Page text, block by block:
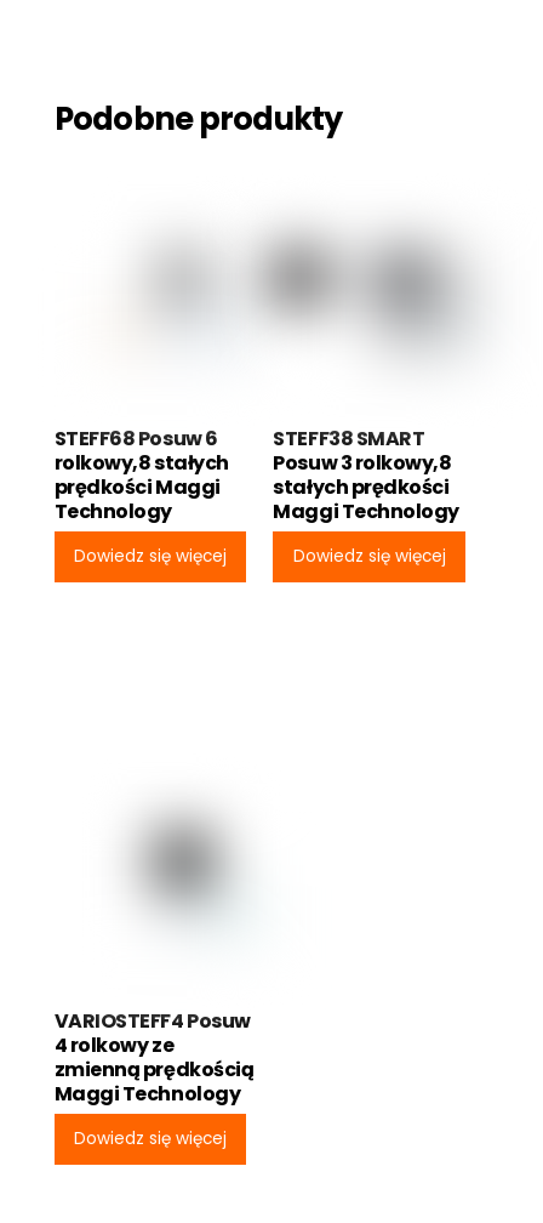
Podobne produkty
STEFF68 Posuw 6
rolkowy,8 stałych
prędkości Maggi
Technology
Dowiedz się więcej
STEFF38 SMART
Posuw 3 rolkowy,8
stałych prędkości
Maggi Technology
Dowiedz się więcej
VARIOSTEFF4 Posuw
4 rolkowy ze
zmienną prędkością
Maggi Technology
Dowiedz się więcej